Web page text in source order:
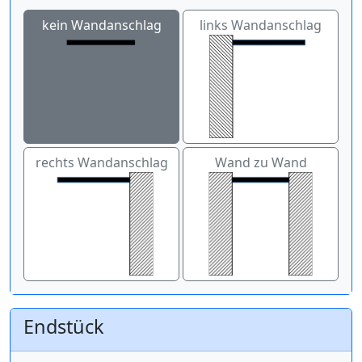
kein Wandanschlag links Wandanschlag
rechts Wandanschlag Wand zu Wand
Endstück